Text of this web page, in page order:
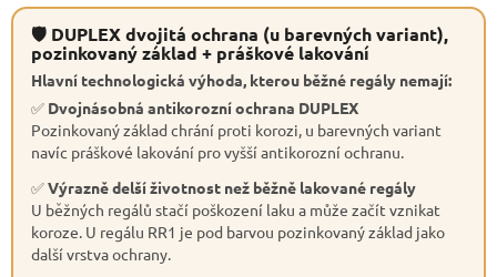
🛡 DUPLEX dvojitá ochrana (u barevných variant),
pozinkovaný základ + práškové lakování
Hlavní technologická výhoda, kterou běžné regály nemají:
✅ Dvojnásobná antikorozní ochrana DUPLEX
Pozinkovaný základ chrání proti korozi, u barevných variant
navíc práškové lakování pro vyšší antikorozní ochranu.
✅Výrazně delší životnost než běžně lakované regály
U běžných regálů stačí poškození laku a může začít vznikat
koroze. U regálu RR1 je pod barvou pozinkovaný základ jako
další vrstva ochrany.